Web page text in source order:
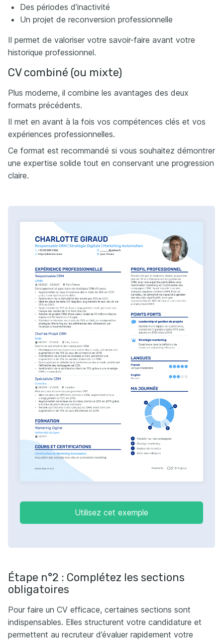
Des périodes d’inactivité
Un projet de reconversion professionnelle
Il permet de valoriser votre savoir-faire avant votre
historique professionnel.
CV combiné (ou mixte)
Plus moderne, il combine les avantages des deux
formats précédents.
Il met en avant à la fois vos compétences clés et vos
expériences professionnelles.
Ce format est recommandé si vous souhaitez démontrer
une expertise solide tout en conservant une progression
claire.
Utilisez cet exemple
Étape n°2 : Complétez les sections
obligatoires
Pour faire un CV efficace, certaines sections sont
indispensables. Elles structurent votre candidature et
permettent au recruteur d’évaluer rapidement votre